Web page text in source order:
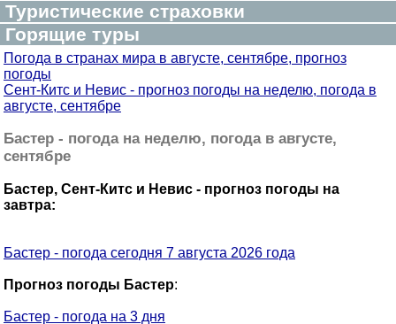
Туристические страховки
Горящие туры
Погода в странах мира в августе, сентябре, прогноз
погоды
Сент-Китс и Невис - прогноз погоды на неделю, погода в
августе, сентябре
Бастер - погода на неделю, погода в августе,
сентябре
Бастер, Сент-Китс и Невис - прогноз погоды на
завтра:
Бастер - погода сегодня 7 августа 2026 года
Прогноз погоды Бастер:
Бастер - погода на 3 дня